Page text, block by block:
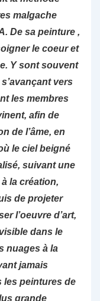
malgache
De sa peinture ,
le coeur et
Y sont souvent
vers
les membres
afin de
de l’âme, en
le ciel beigné
suivant une
la création,
de projeter
l’oeuvre d’art,
dans le
nuages à la
jamais
les peintures de
grande